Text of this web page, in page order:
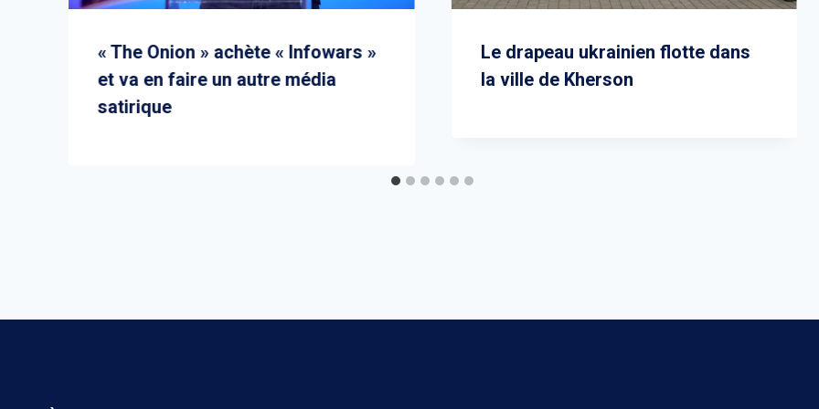
« The Onion » achète « Infowars »
et va en faire un autre média
satirique
Le drapeau ukrainien flotte dans
la ville de Kherson